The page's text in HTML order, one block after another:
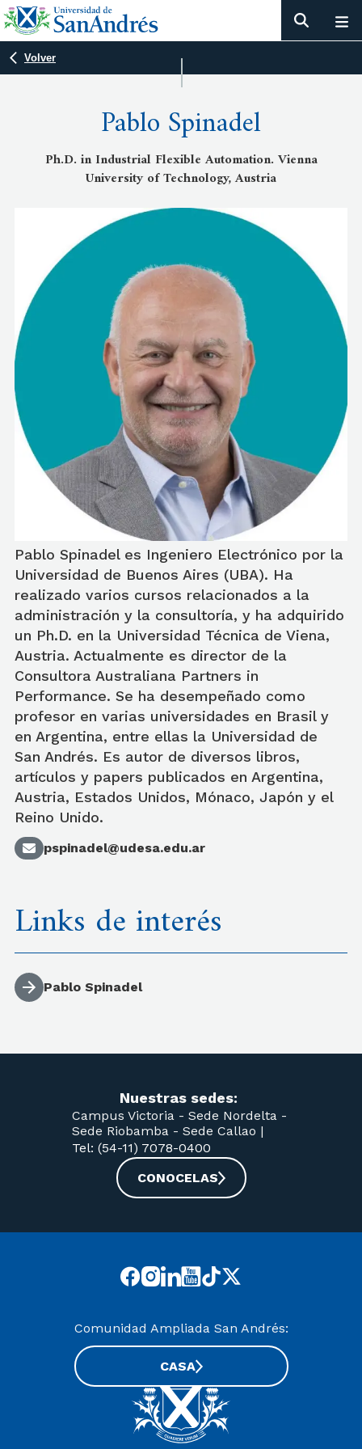
Volver
Pablo Spinadel
Ph.D. in Industrial Flexible Automation. Vienna
University of Technology, Austria
Pablo Spinadel es Ingeniero Electrónico por la
Universidad de Buenos Aires (UBA). Ha
realizado varios cursos relacionados a la
administración y la consultoría, y ha adquirido
un Ph.D. en la Universidad Técnica de Viena,
Austria. Actualmente es director de la
Consultora Australiana Partners in
Performance. Se ha desempeñado como
profesor en varias universidades en Brasil y
en Argentina, entre ellas la Universidad de
San Andrés. Es autor de diversos libros,
artículos y papers publicados en Argentina,
Austria, Estados Unidos, Mónaco, Japón y el
Reino Unido.
pspinadel@udesa.edu.ar
Links de interés
Pablo Spinadel
Nuestras sedes:
Campus Victoria - Sede Nordelta -
Sede Riobamba - Sede Callao |
Tel: (54-11) 7078-0400
CONOCELAS
Comunidad Ampliada San Andrés:
CASA